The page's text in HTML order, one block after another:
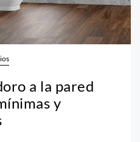
a la pared
y